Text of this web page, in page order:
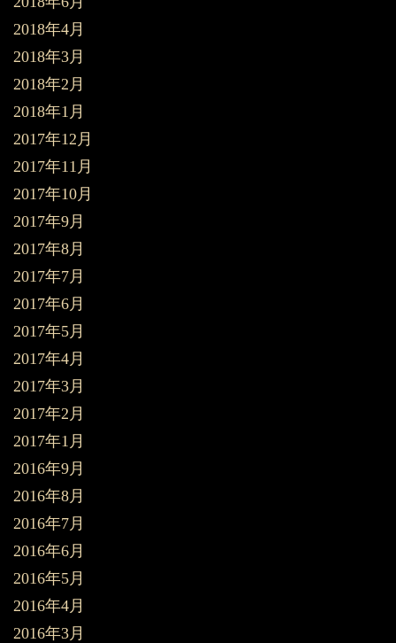
2018年4月
2018年3月
2018年2月
2018年1月
2017年12月
2017年11月
2017年10月
2017年9月
2017年8月
2017年7月
2017年6月
2017年5月
2017年4月
2017年3月
2017年2月
2017年1月
2016年9月
2016年8月
2016年7月
2016年6月
2016年5月
2016年4月
2016年3月